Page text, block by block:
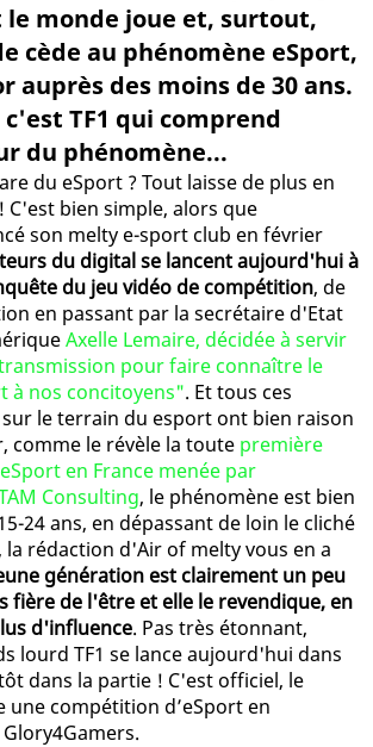
le monde joue et, surtout,
cède au phénomène eSport,
auprès des moins de 30 ans.
TF1 qui comprend
du phénomène...
du eSport ? Tout laisse de plus en
C'est bien simple, alors que
son melty e-sport club en février
du digital se lancent aujourd'hui à
du jeu vidéo de compétition, de
en passant par la secrétaire d'Etat
Axelle Lemaire, décidée à servir
pour faire connaître le
à nos concitoyens". Et tous ces
le terrain du esport ont bien raison
comme le révèle la toute première
en France menée par
Consulting, le phénomène est bien
24 ans, en dépassant de loin le cliché
rédaction d'Air of melty vous en a
génération est clairement un peu
fière de l'être et elle le revendique, en
d'influence. Pas très étonnant,
lourd TF1 se lance aujourd'hui dans
dans la partie ! C'est officiel, le
une compétition d’eSport en